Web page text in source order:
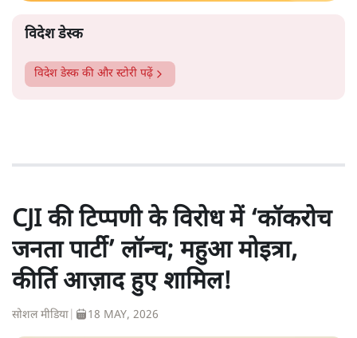
विदेश डेस्क
विदेश डेस्क की और स्टोरी पढ़ें
CJI की टिप्पणी के विरोध में ‘कॉकरोच
जनता पार्टी’ लॉन्च; महुआ मोइत्रा,
कीर्ति आज़ाद हुए शामिल!
सोशल मीडिया 18 MAY, 2026